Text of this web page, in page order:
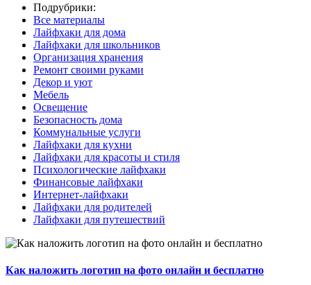
Подрубрики:
Все материалы
Лайфхаки для дома
Лайфхаки для школьников
Организация хранения
Ремонт своими руками
Декор и уют
Мебель
Освещение
Безопасность дома
Коммунальные услуги
Лайфхаки для кухни
Лайфхаки для красоты и стиля
Психологические лайфхаки
Финансовые лайфхаки
Интернет-лайфхаки
Лайфхаки для родителей
Лайфхаки для путешествий
Как наложить логотип на фото онлайн и бесплатно